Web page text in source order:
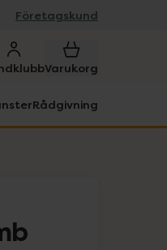
Företagskund
Varukorg
Rådgivning